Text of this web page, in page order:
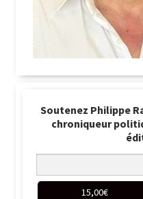
Soutenez Philippe
chroniqueur
15,00€